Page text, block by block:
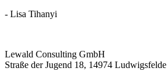
- Lisa Tihanyi
Lewald Consulting GmbH
Straße der Jugend 18, 14974 Ludwigsfelde